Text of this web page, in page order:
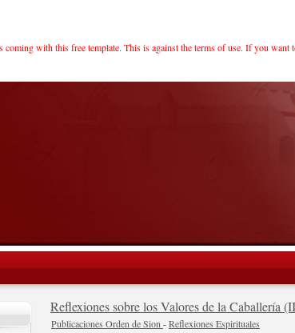
with this free template. This is against the terms of use. If you want
Reflexiones sobre los Valores de la Caballería
Publicaciones Orden de Sion -Reflexiones Espirituales